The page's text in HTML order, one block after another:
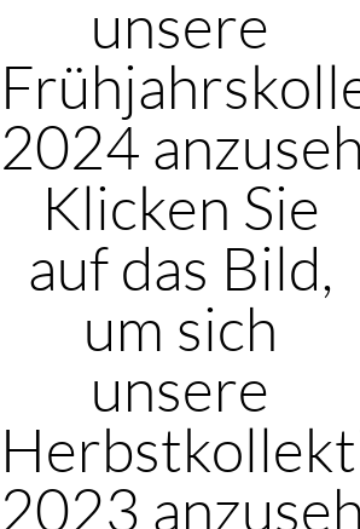
unsere
2024
Klicken Sie
auf das Bild,
um sich
unsere
2023